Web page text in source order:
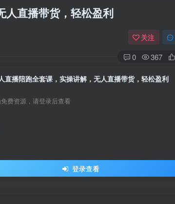
人直播带货，轻松盈利
关注
0 367
直播陪跑全套课，实操讲解，无人直播带货，轻松盈利
费资源，请登录后查看
登录查看